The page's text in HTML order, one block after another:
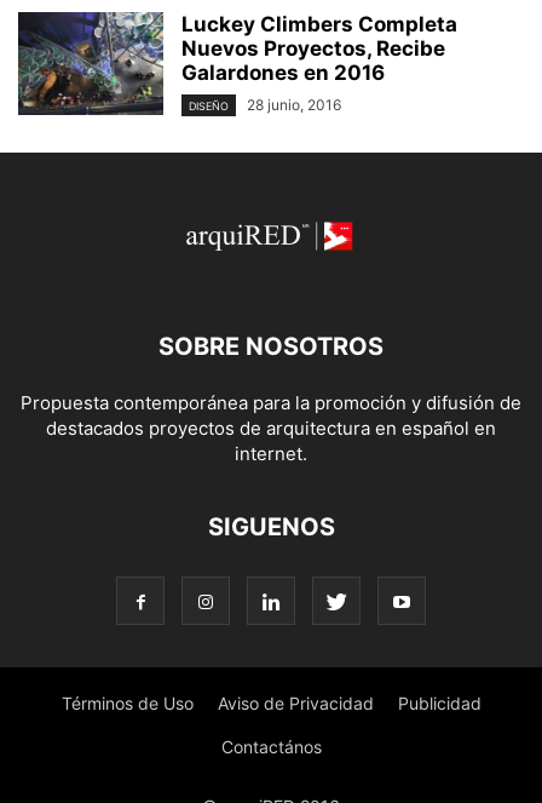
Luckey Climbers Completa
Nuevos Proyectos, Recibe
Galardones en 2016
DISEÑO 28 junio, 2016
SOBRE NOSOTROS
Propuesta contemporánea para la promoción y difusión de
destacados proyectos de arquitectura en español en
internet.
SIGUENOS
Términos de Uso Aviso de Privacidad Publicidad
Contactános